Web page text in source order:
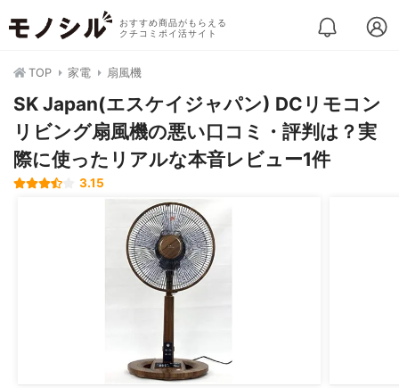
おすすめ商品がもらえる
クチコミポイ活サイト
TOP 家電 扇風機
SK Japan(エスケイジャパン) DCリモコン
リビング扇風機の悪い口コミ・評判は？実
際に使ったリアルな本音レビュー1件
3.15